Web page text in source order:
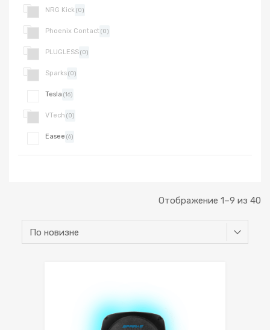
NRG Kick(0)
Phoenix Contact(0)
PLUGLESS(0)
Sparks(0)
Tesla (16)
VTech (0)
Easee (6)
Отображение 1–9 из 40